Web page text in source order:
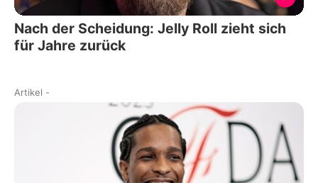
Nach der Scheidung: Jelly Roll zieht sich
für Jahre zurück
Artikel -